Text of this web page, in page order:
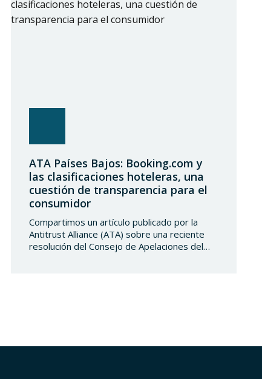
ATA Países Bajos: Booking.com y
las clasificaciones hoteleras, una
cuestión de transparencia para el
consumidor
Compartimos un artículo publicado por la
Antitrust Alliance (ATA) sobre una reciente
resolución del Consejo de Apelaciones del